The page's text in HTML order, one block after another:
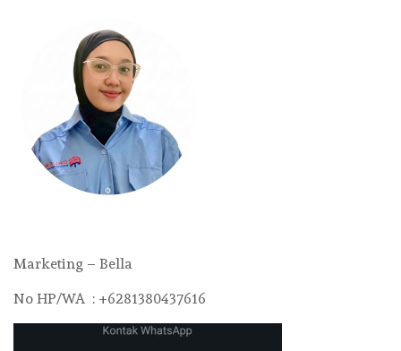
Marketing – Bella
No HP/WA : +6281380437616